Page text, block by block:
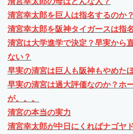
清宮幸太郎を巨人は指名するのか？
清宮幸太郎を阪神タイガースは指
清宮は大学進学で決定？早実から
ない？
早実の清宮は巨人も阪神もやめた
早実の清宮は過大評価なのか？ホ
が。。。
清宮の本当の実力
清宮幸太郎が中日にくればナゴヤ